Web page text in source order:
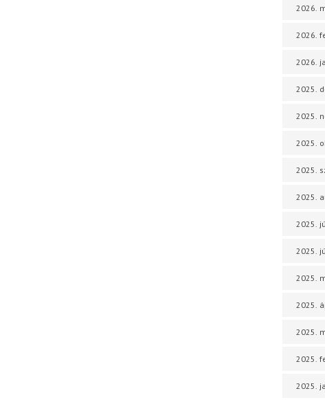
2026.
2026.
2026.
2025.
2025.
2025.
2025.
2025.
2025.
2025.
2025.
2025.
2025.
2025.
2025.